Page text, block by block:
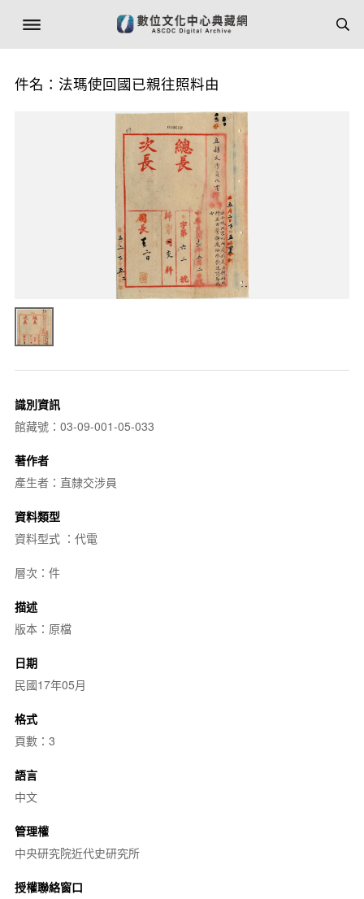
件名：法瑪使回國已親往照料由
識別資訊
館藏號：03-09-001-05-033
著作者
產生者：直隸交涉員
資料類型
資料型式 ：代電
層次：件
描述
版本：原檔
日期
民國17年05月
格式
頁數：3
語言
中文
管理權
中央研究院近代史研究所
授權聯絡窗口